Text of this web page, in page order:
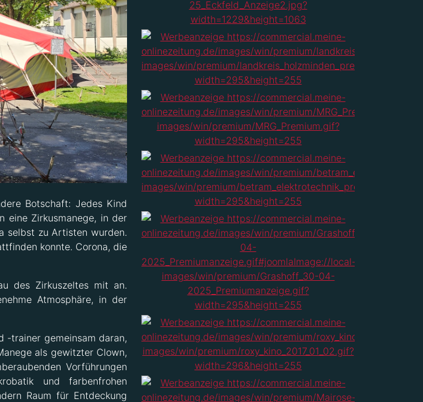
Botschaft: Jedes Kind
eine Zirkusmanege, in der
selbst zu Artisten wurden.
konnte. Corona, die
des Zirkuszeltes mit an.
Atmosphäre, in der
-trainer gemeinsam daran,
als gewitzter Clown,
Vorführungen
und farbenfrohen
Raum für Entdeckung